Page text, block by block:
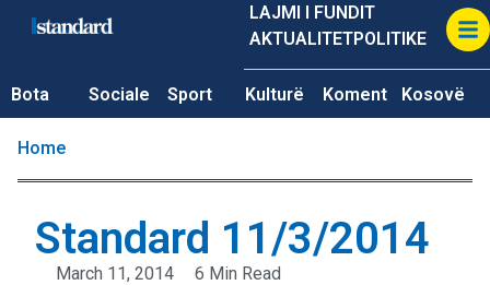
LAJMI I FUNDIT
AKTUALITETPOLITIKE
Bota Sociale Sport Kulturë Koment Kosovë
Home
Standard 11/3/2014
March 11, 2014 6 Min Read